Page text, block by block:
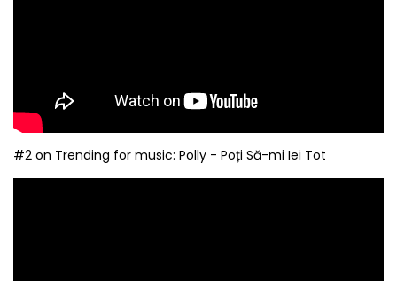
#2 on Trending for music: Polly - Poți Să-mi Iei Tot